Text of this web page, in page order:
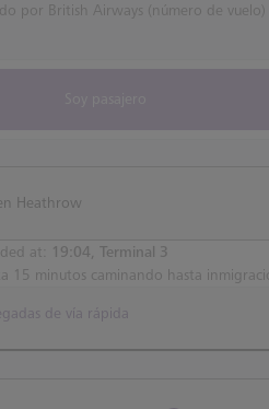
por British Airways (número de vuelo)
Heathrow
at:
19:04, Terminal 3
15 minutos caminando hasta
de vía rápida